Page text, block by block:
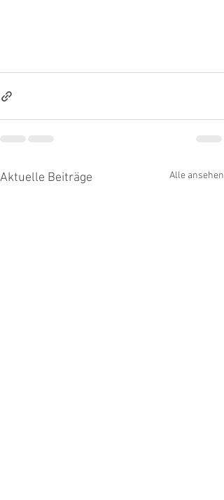
Aktuelle Beiträge Alle ansehen